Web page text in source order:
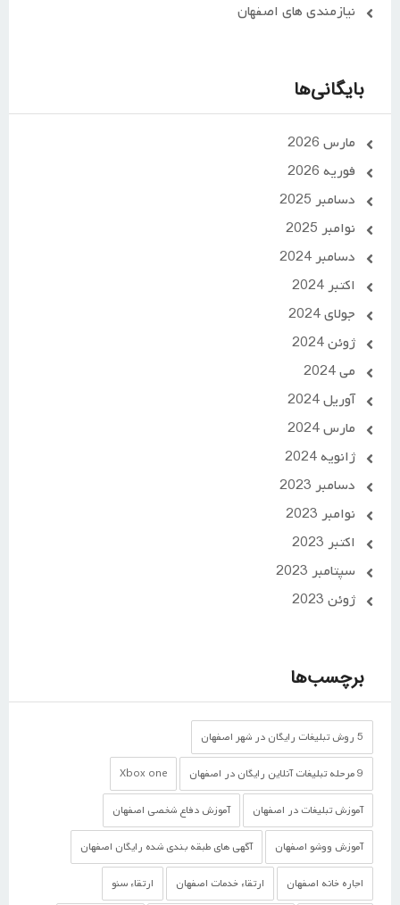
نیازمندی های اصفهان
بایگانی‌ها
مارس 2026
فوریه 2026
دسامبر 2025
نوامبر 2025
دسامبر 2024
اکتبر 2024
جولای 2024
ژوئن 2024
می 2024
آوریل 2024
مارس 2024
ژانویه 2024
دسامبر 2023
نوامبر 2023
اکتبر 2023
سپتامبر 2023
ژوئن 2023
برچسب‌ها
5 روش تبلیغات رایگان در شهر اصفهان
9 مرحله تبلیغات آنلاین رایگان در اصفهان Xbox one
آموزش تبلیغات در اصفهان آموزش دفاع شخصی اصفهان
آموزش ووشو اصفهان آگهی های طبقه بندی شده رایگان اصفهان
اجاره خانه اصفهان ارتقاء خدمات اصفهان ارتقاء سئو